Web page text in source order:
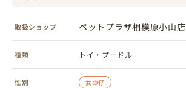
取扱ショップ ペットプラザ相模原小山店
種類 トイ・プードル
性別 女の仔